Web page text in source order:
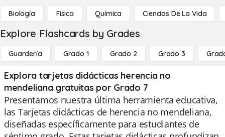
Biología Física Química Ciencias De La Vida
Explore Flashcards by Grades
Guardería Grado 1 Grado 2 Grado 3
Explora tarjetas didácticas herencia no
mendeliana gratuitas por Grado 7
Presentamos nuestra última herramienta educativa,
las Tarjetas didácticas de herencia no mendeliana,
diseñadas específicamente para estudiantes de